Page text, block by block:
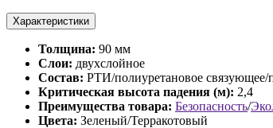
Характеристики
Толщина: 90 мм
Слои: двухслойное
Состав: РТИ/полиуретановое связующее/
Критическая высота падения (м): 2,4
Преимущества товара: Безопасность/
Цвета: Зеленый/Терракотовый